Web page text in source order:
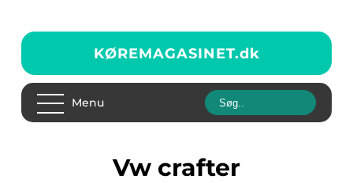
KØREMAGASINET.dk
Menu
vw crafter